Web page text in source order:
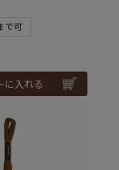
で可
に入れる